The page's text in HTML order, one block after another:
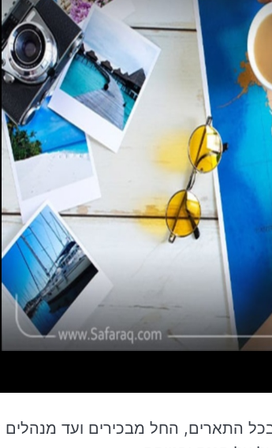
התארים, החל מבכירים ועד מנהלים